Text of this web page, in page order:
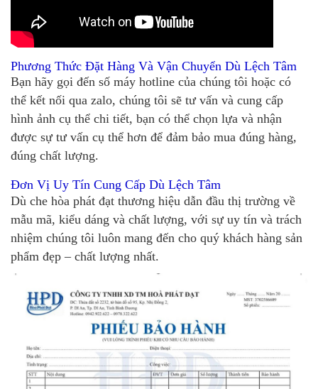
Phương Thức Đặt Hàng Và Vận Chuyển Dù Lệch Tâm
Bạn hãy gọi đến số máy hotline của chúng tôi hoặc có
thể kết nối qua zalo, chúng tôi sẽ tư vấn và cung cấp
hình ảnh cụ thể chi tiết, bạn có thể chọn lựa và nhận
được sự tư vấn cụ thể hơn để đảm bảo mua đúng hàng,
đúng chất lượng.
Đơn Vị Uy Tín Cung Cấp Dù Lệch Tâm
Dù che hòa phát đạt thương hiệu dẫn đầu thị trường về
mẫu mã, kiểu dáng và chất lượng, với sự uy tín và trách
nhiệm chúng tôi luôn mang đến cho quý khách hàng sản
phẩm đẹp – chất lượng nhất.